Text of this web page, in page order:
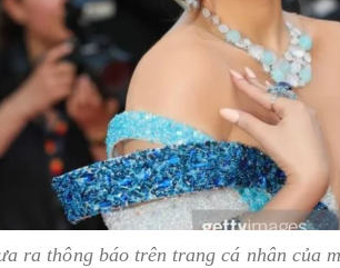
ra thông báo trên trang cá nhân của